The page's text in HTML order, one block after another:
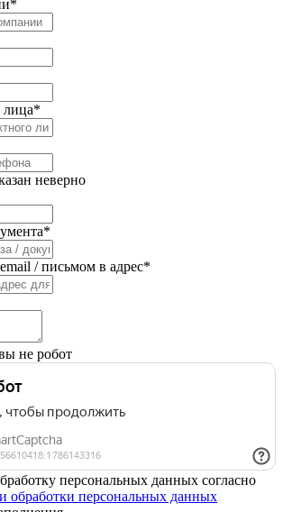
лица*
неверно
/ письмом в адрес*
не робот
персональных данных согласно
обработки персональных данных